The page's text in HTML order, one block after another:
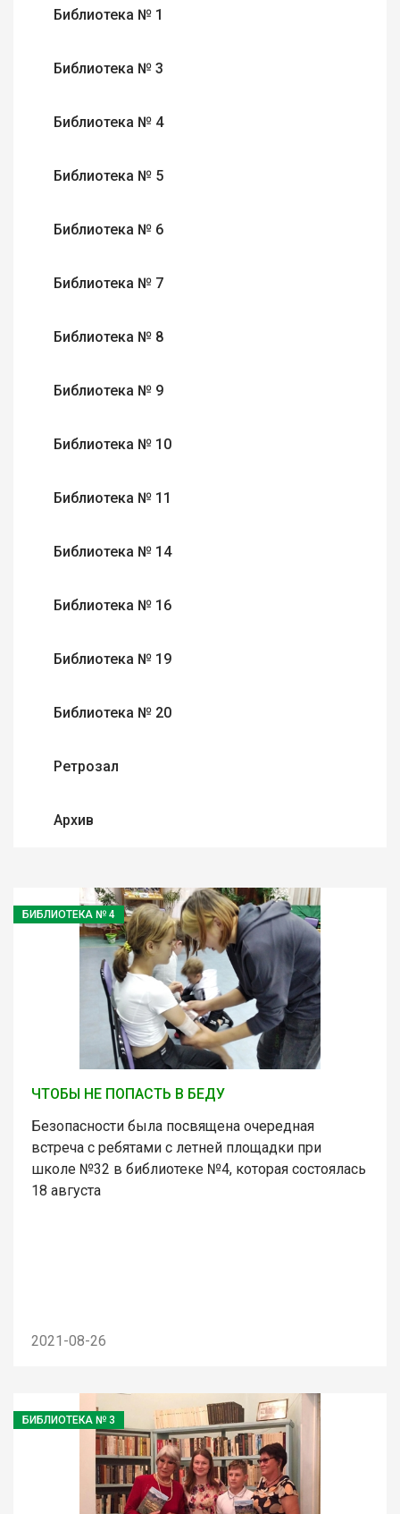
Библиотека № 1
Библиотека № 3
Библиотека № 4
Библиотека № 5
Библиотека № 6
Библиотека № 7
Библиотека № 8
Библиотека № 9
Библиотека № 10
Библиотека № 11
Библиотека № 14
Библиотека № 16
Библиотека № 19
Библиотека № 20
Ретрозал
Архив
БИБЛИОТЕКА № 4
ЧТОБЫ НЕ ПОПАСТЬ В БЕДУ
Безопасности была посвящена очередная
встреча с ребятами с летней площадки при
школе №32 в библиотеке №4, которая состоялась
18 августа
2021-08-26
БИБЛИОТЕКА № 3